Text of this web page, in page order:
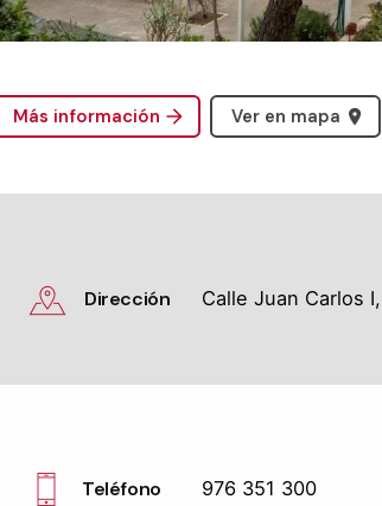
Más información Ver en mapa
Dirección Calle Juan Carlos
Teléfono 976 351 300